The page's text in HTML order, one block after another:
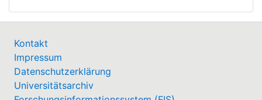
Kontakt
Impressum
Datenschutzerklärung
Universitätsarchiv